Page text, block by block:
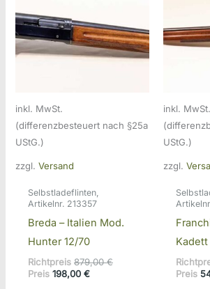
inkl. MwSt.
(differenzbesteuert nach §25a
UStG.)
zzgl.Versand
Selbstladeflinten,
Artikelnr. 213357
Breda – Italien Mod.
Hunter 12/70
Richtpreis 879,00€Ursprünglicher
Preis 198,00 €Aktueller
inkl. MwSt.
UStG.)
zzgl.
Preis